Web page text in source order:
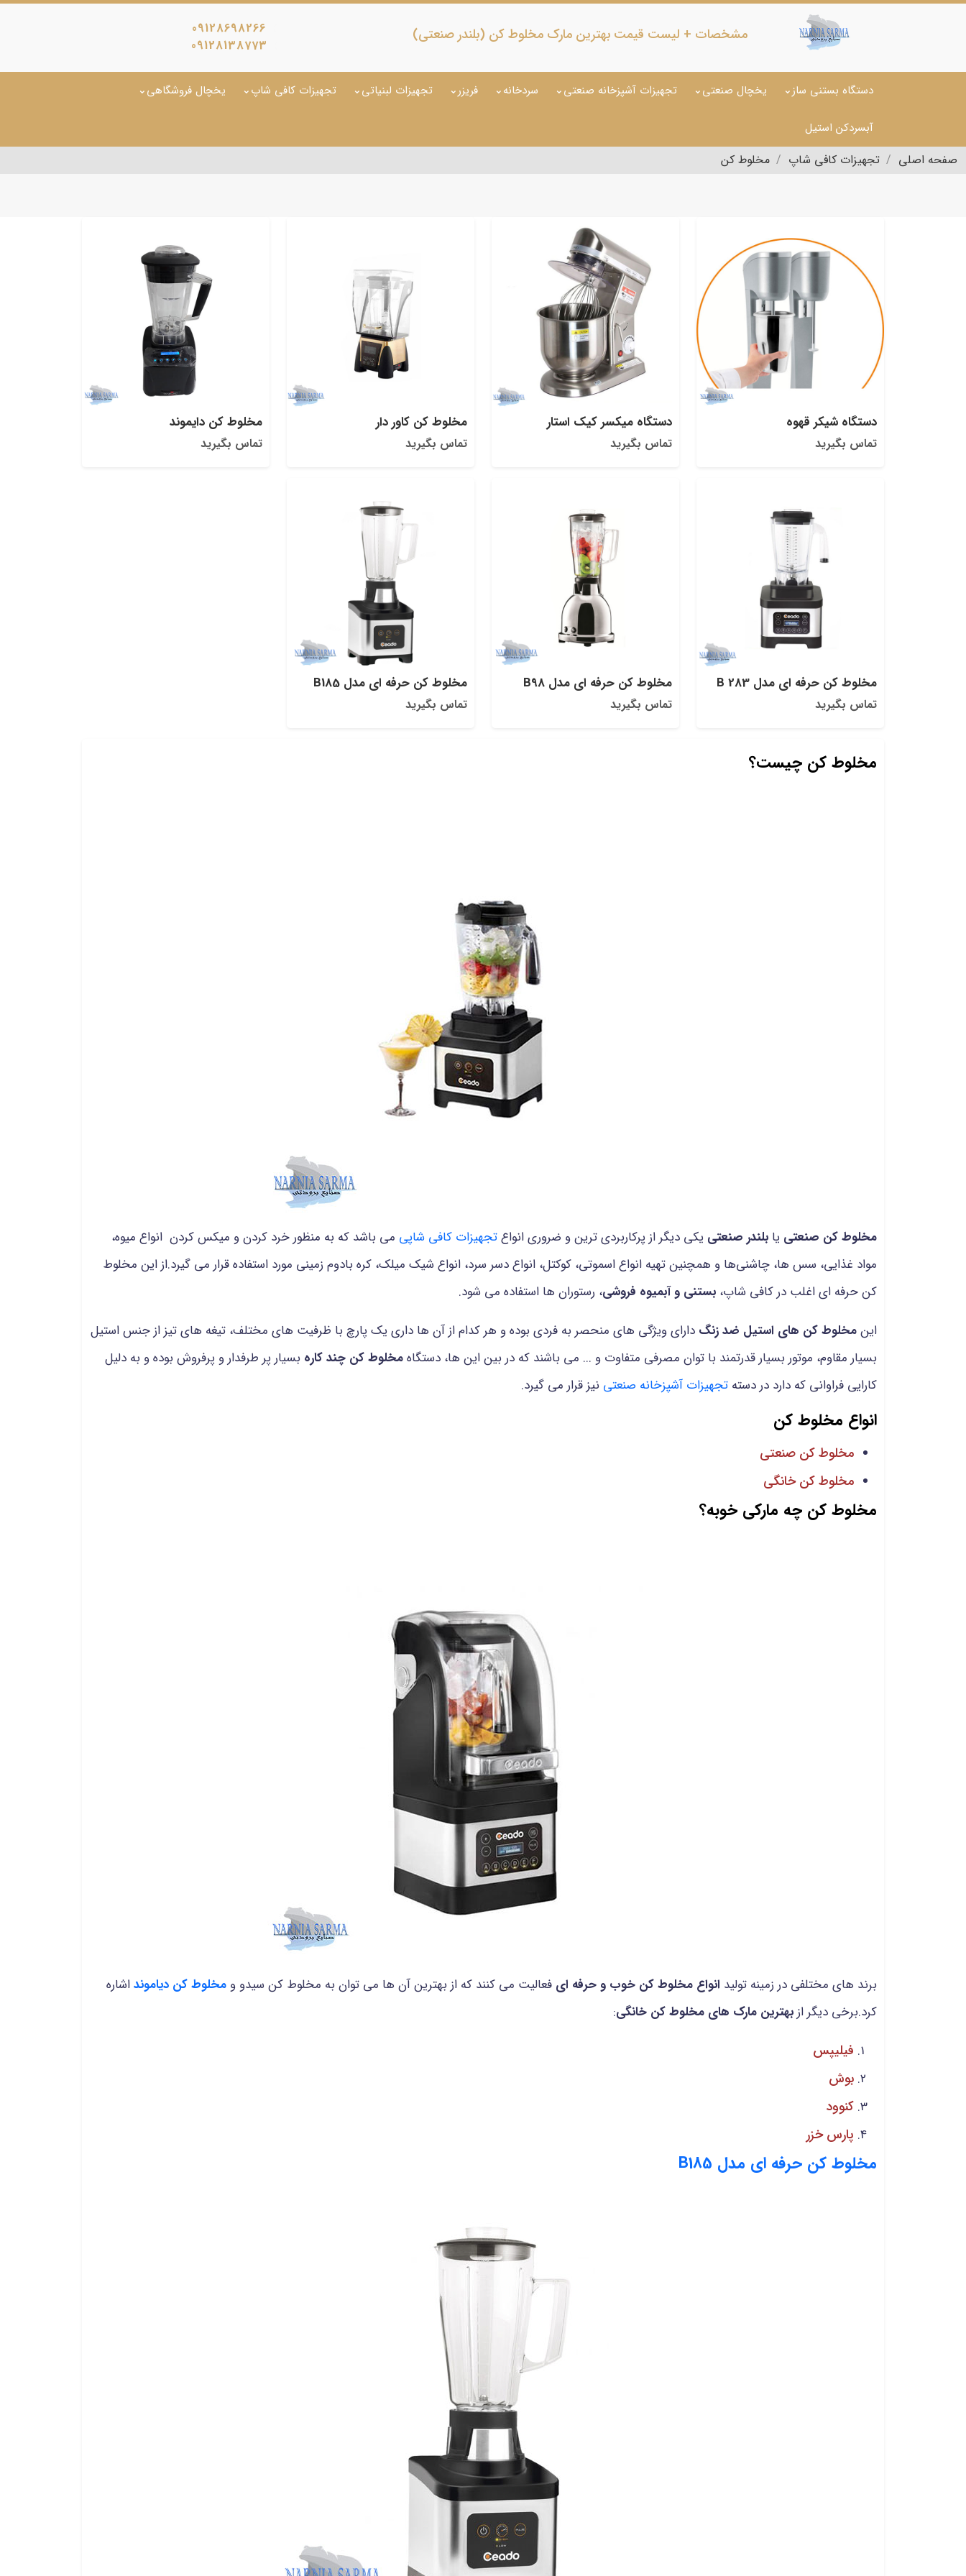
مشخصات + لیست قیمت بهترین مارک مخلوط کن (بلندر صنعتی)
09128698266
09128138773
دستگاه بستنی ساز یخچال صنعتی تجهیزات آشپزخانه صنعتی سردخانه فریزر تجهیزات لبنیاتی تجهیزات کافی شاپ یخچال فروشگاهی
آبسردکن استیل
صفحه اصلی تجهیزات کافی شاپ مخلوط کن
دستگاه شیکر قهوه
تماس بگیرید
دستگاه میکسر کیک استار
تماس بگیرید
مخلوط کن کاور دار
تماس بگیرید
مخلوط کن دایموند
تماس بگیرید
مخلوط کن حرفه ای مدل B 283
تماس بگیرید
مخلوط کن حرفه ای مدل B98
تماس بگیرید
مخلوط کن حرفه ای مدل B185
تماس بگیرید
مخلوط کن چیست؟
مخلوط کن صنعتی یا بلندر صنعتی یکی دیگر از پرکاربردی ترین و ضروری انواعتجهیزات کافی شاپی می باشد که به منظور خرد کردن و میکس کردن انواع میوه،
مواد غذایی، سس ها، چاشنی‌ها و همچنین تهیه انواع اسموتی، کوکتل، انواع دسر سرد، انواع شیک میلک، کره بادوم زمینی مورد استفاده قرار می گیرد.از این مخلوط
کن حرفه ای اغلب در کافی شاپ، بستنی و آبمیوه فروشی، رستوران ها استفاده می شود.
اینمخلوط کن های استیل ضد زنگ دارای ویژگی های منحصر به فردی بوده و هر کدام از آن ها داری یک پارچ با ظرفیت های مختلف، تیغه های تیز از جنس استیل
بسیار مقاوم، موتور بسیار قدرتمند با توان مصرفی متفاوت و ... می باشند که در بین این ها، دستگاهمخلوط کن چند کاره بسیار پر طرفدار و پرفروش بوده و به دلیل
کارایی فراوانی که دارد در دسته تجهیزات آشپزخانه صنعتی نیز قرار می گیرد.
انواع مخلوط کن
مخلوط کن صنعتی
مخلوط کن خانگی
مخلوط کن چه مارکی خوبه؟
برند های مختلفی در زمینه تولید انواع مخلوط کن خوب و حرفه ای فعالیت می کنند که از بهترین آن ها می توان به مخلوط کن سیدو و مخلوط کن دیامونداشاره
کرد.برخی دیگر ازبهترین مارک های مخلوط کن خانگی:
فیلیپس
بوش
کنوود
پارس خزر
مخلوط کن حرفه ای مدل B185